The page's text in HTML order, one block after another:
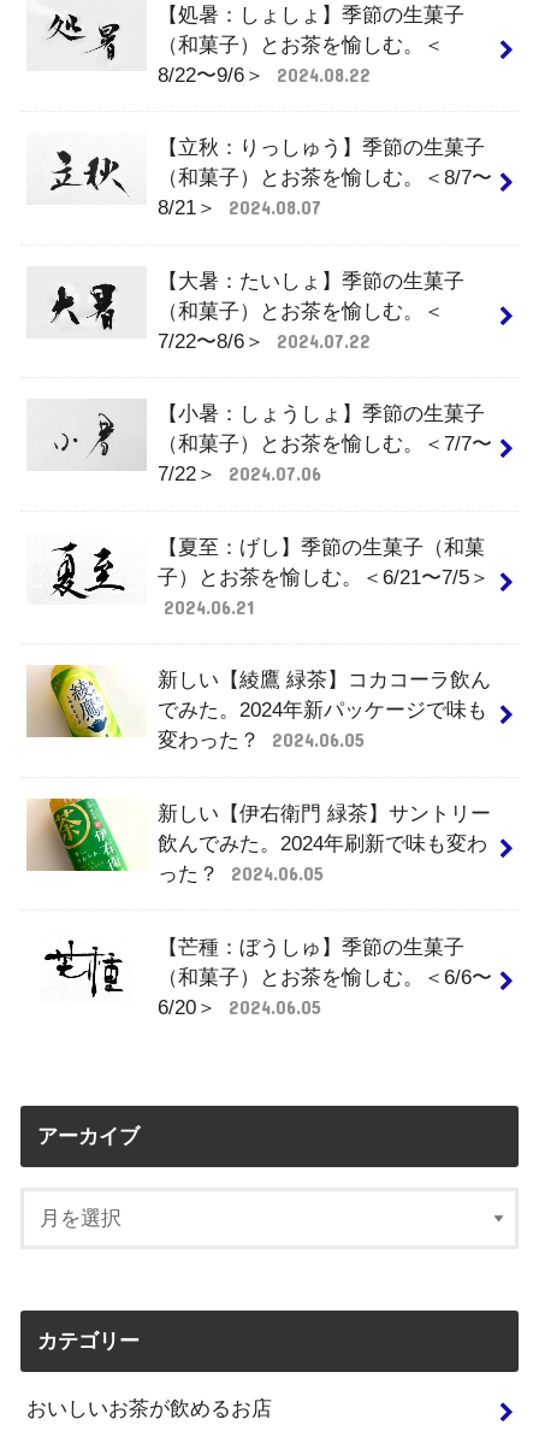
【処暑：しょしょ】季節の生菓子
（和菓子）とお茶を愉しむ。＜
8/22〜9/6＞
2024.08.22
【立秋：りっしゅう】季節の生菓子
（和菓子）とお茶を愉しむ。＜8/7〜
8/21＞
2024.08.07
【大暑：たいしょ】季節の生菓子
（和菓子）とお茶を愉しむ。＜
7/22〜8/6＞
2024.07.22
【小暑：しょうしょ】季節の生菓子
（和菓子）とお茶を愉しむ。＜7/7〜
7/22＞
2024.07.06
【夏至：げし】季節の生菓子（和菓
子）とお茶を愉しむ。＜6/21〜7/5＞
2024.06.21
新しい【綾鷹 緑茶】コカコーラ飲ん
でみた。2024年新パッケージで味も
変わった？
2024.06.05
新しい【伊右衛門 緑茶】サントリー
飲んでみた。2024年刷新で味も変わ
った？
2024.06.05
【芒種：ぼうしゅ】季節の生菓子
（和菓子）とお茶を愉しむ。＜6/6〜
6/20＞
2024.06.05
アーカイブ
カテゴリー
おいしいお茶が飲めるお店